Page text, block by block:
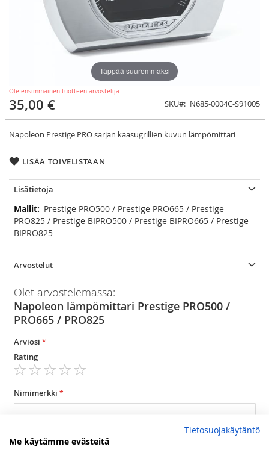
Ole ensimmäinen tuotteen arvostelija
35,00 € SKU N685-0004C-S91005
Napoleon Prestige PRO sarjan kaasugrillien kuvun lämpömittari
LISÄÄ TOIVELISTAAN
Täppää suuremmaksi
Lisätietoja
LisätietojaPrestige PRO500 / Prestige PRO665 / Prestige
PRO825 / Prestige BIPRO500 / Prestige BIPRO665 / Prestige
BIPRO825
Arvostelut
Olet arvostelemassa:
Napoleon lämpömittari Prestige PRO500 /
PRO665 / PRO825
Arviosi
Rating
star
stars
stars
stars
stars
Nimimerkki
Yhteenveto
Tietosuojakäytäntö
Me käytämme evästeitä